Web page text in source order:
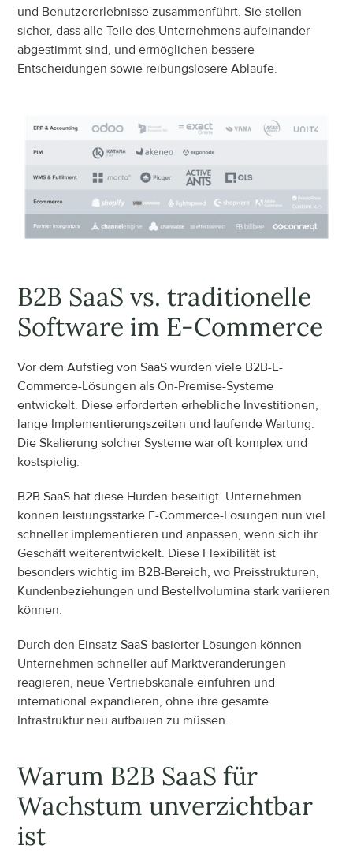
und Benutzererlebnisse zusammenführt. Sie stellen
sicher, dass alle Teile des Unternehmens aufeinander
abgestimmt sind, und ermöglichen bessere
Entscheidungen sowie reibungslosere Abläufe.
B2B SaaS vs. traditionelle
Software im E-Commerce
Vor dem Aufstieg von SaaS wurden viele B2B-E-
Commerce-Lösungen als On-Premise-Systeme
entwickelt. Diese erforderten erhebliche Investitionen,
lange Implementierungszeiten und laufende Wartung.
Die Skalierung solcher Systeme war oft komplex und
kostspielig.
B2B SaaS hat diese Hürden beseitigt. Unternehmen
können leistungsstarke E-Commerce-Lösungen nun viel
schneller implementieren und anpassen, wenn sich ihr
Geschäft weiterentwickelt. Diese Flexibilität ist
besonders wichtig im B2B-Bereich, wo Preisstrukturen,
Kundenbeziehungen und Bestellvolumina stark variieren
können.
Durch den Einsatz SaaS-basierter Lösungen können
Unternehmen schneller auf Marktveränderungen
reagieren, neue Vertriebskanäle einführen und
international expandieren, ohne ihre gesamte
Infrastruktur neu aufbauen zu müssen.
Warum B2B SaaS für
Wachstum unverzichtbar
ist